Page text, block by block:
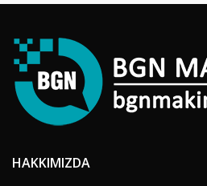
HAKKIMIZDA